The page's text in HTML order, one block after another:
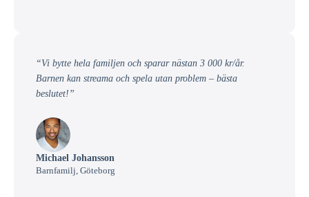
“Vi bytte hela familjen och sparar nästan 3 000 kr/år.
Barnen kan streama och spela utan problem – bästa
beslutet!”
Michael Johansson
Barnfamilj, Göteborg